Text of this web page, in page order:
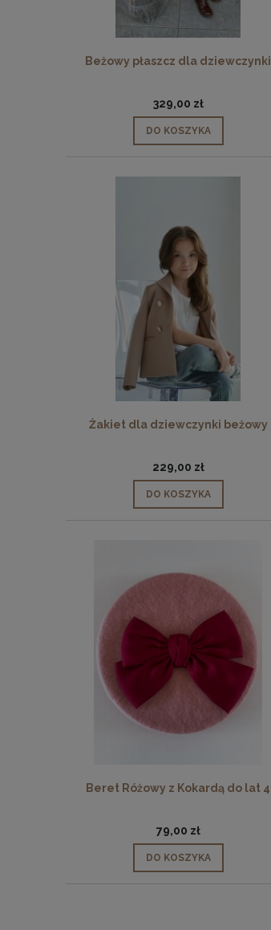
Beżowy płaszcz dla dziewczynki
329,00 zł
DO KOSZYKA
Żakiet dla dziewczynki beżowy
229,00 zł
DO KOSZYKA
Beret Różowy z Kokardą do lat 4
79,00 zł
DO KOSZYKA